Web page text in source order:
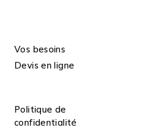
Vos besoins
Devis en ligne
Politique de
confidentialité